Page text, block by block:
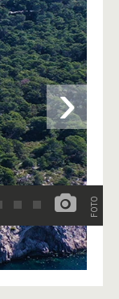
›
FOTO